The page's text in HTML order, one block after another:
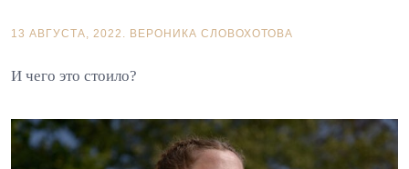
13 АВГУСТА, 2022. ВЕРОНИКА СЛОВОХОТОВА
И чего это стоило?